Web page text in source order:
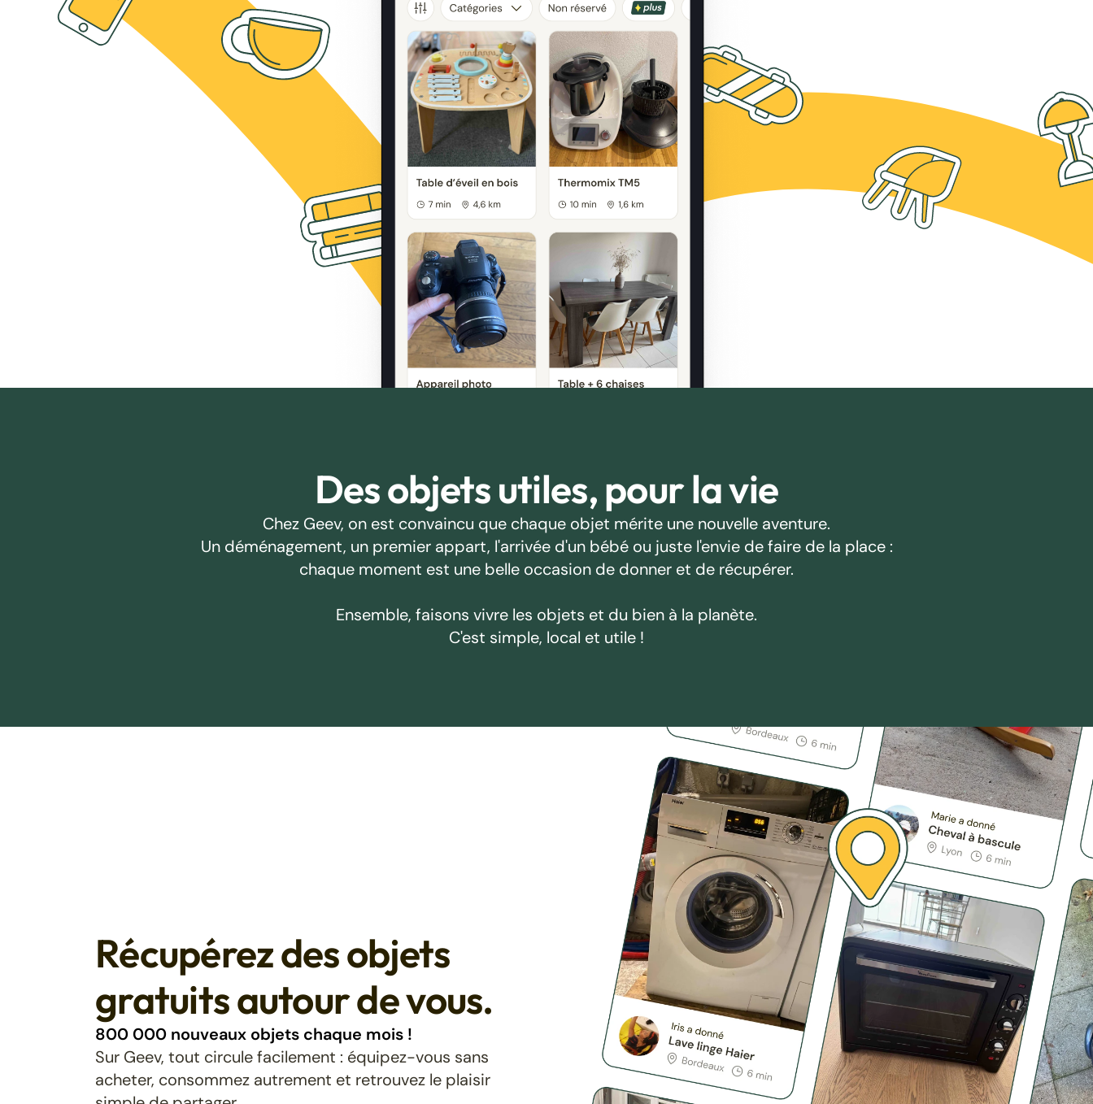
Des objets utiles, pour la vie
Chez Geev, on est convaincu que chaque objet mérite une nouvelle aventure.
Un déménagement, un premier appart, l'arrivée d'un bébé ou juste l'envie de faire de la place :
chaque moment est une belle occasion de donner et de récupérer.
Ensemble, faisons vivre les objets et du bien à la planète.
C'est simple, local et utile !
Récupérez des objets
gratuits autour de vous.
800 000 nouveaux objets chaque mois !
Sur Geev, tout circule facilement : équipez-vous sans
acheter, consommez autrement et retrouvez le plaisir